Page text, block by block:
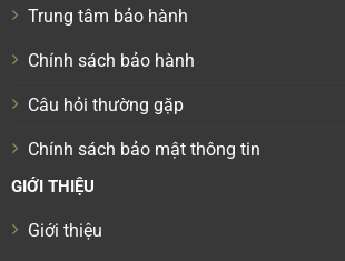
Trung tâm bảo hành
Chính sách bảo hành
Câu hỏi thường gặp
Chính sách bảo mật thông tin
GIỚI THIỆU
Giới thiệu